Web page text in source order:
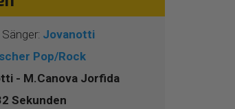
Jovanotti
Pop/Rock
- M.Canova Jorfida
Sekunden